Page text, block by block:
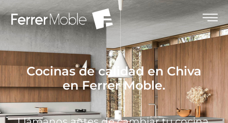
Cocinas de calidad en Chiva
en Ferrer Moble.